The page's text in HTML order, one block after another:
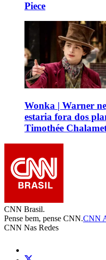
Piece
Wonka | Warner
estaria fora dos
Timothée
CNN Brasil.
Pense bem, pense CNN.CNN
CNN Nas Redes